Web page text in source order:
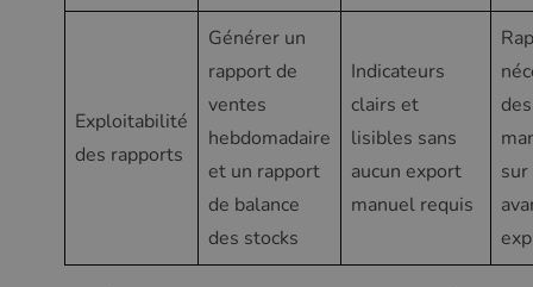
Exploitabilité
des rapports
Générer un
rapport de
ventes
hebdomadaire
et un rapport
de balance
des stocks
Indicateurs
clairs et
lisibles sans
aucun export
manuel requis
des